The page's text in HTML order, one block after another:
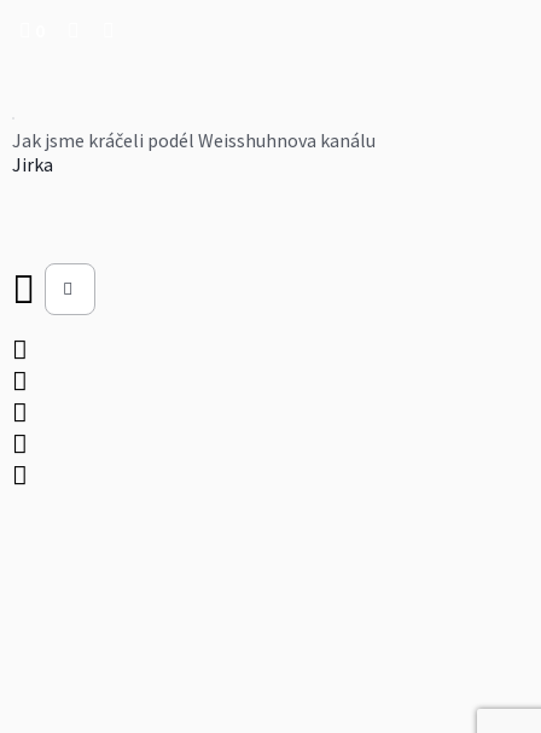
Jak jsme kráčeli podél Weisshuhnova kanálu
Jirka